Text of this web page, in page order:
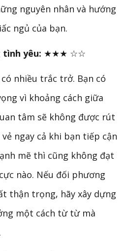
nguyên nhân và hướng
ngủ của bạn.
yêu: ★★★ ☆☆
nhiều trắc trở. Bạn có
vì khoảng cách giữa
tâm sẽ không được rút
ngay cả khi bạn tiếp cận
mẽ thì cũng không đạt
nào. Nếu đối phương
thận trọng, hãy xây dựng
một cách từ từ mà